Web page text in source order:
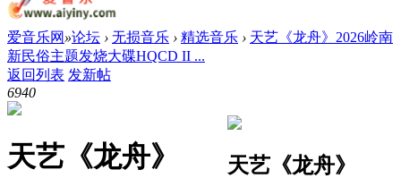
爱音乐网 »论坛 › 无损音乐 › 精选音乐 › 天艺《龙舟》2026岭南
新民俗主题发烧大碟HQCD II ...
返回列表 发新帖
6940
天艺《龙舟》
天艺《龙舟》